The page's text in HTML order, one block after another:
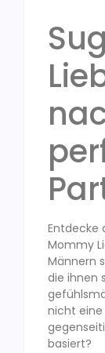
Entdecke
Mommy
Männern
die ihnen
nicht eine
basiert?